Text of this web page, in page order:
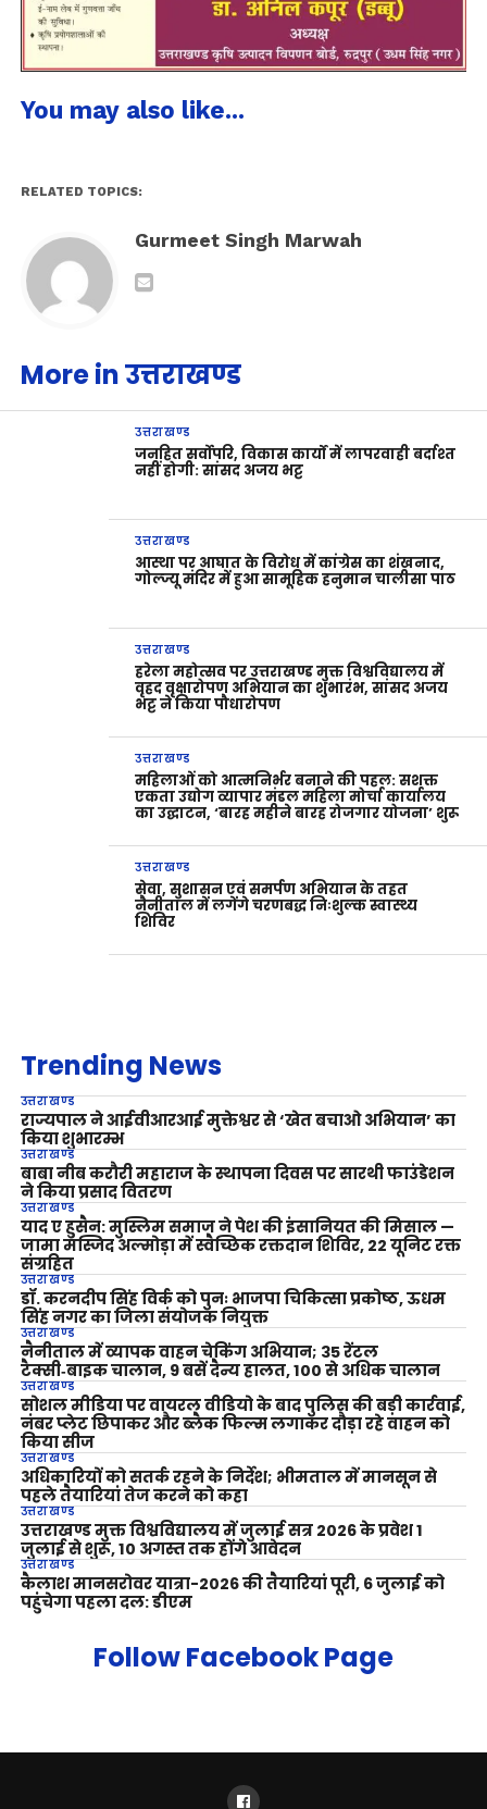
You may also like...
RELATED TOPICS:
Gurmeet Singh Marwah
More in उत्तराखण्ड
उत्तराखण्ड
जनहित सर्वोपरि, विकास कार्यों में लापरवाही बर्दाश्त
नहीं होगी: सांसद अजय भट्ट
उत्तराखण्ड
आस्था पर आघात के विरोध में कांग्रेस का शंखनाद,
गोल्ज्यू मंदिर में हुआ सामूहिक हनुमान चालीसा पाठ
उत्तराखण्ड
हरेला महोत्सव पर उत्तराखण्ड मुक्त विश्वविद्यालय में
वृहद वृक्षारोपण अभियान का शुभारंभ, सांसद अजय
भट्ट ने किया पौधारोपण
उत्तराखण्ड
महिलाओं को आत्मनिर्भर बनाने की पहल: सशक्त
एकता उद्योग व्यापार मंडल महिला मोर्चा कार्यालय
का उद्घाटन, ‘बारह महीने बारह रोजगार योजना’ शुरू
उत्तराखण्ड
सेवा, सुशासन एवं समर्पण अभियान के तहत
नैनीताल में लगेंगे चरणबद्ध निःशुल्क स्वास्थ्य
शिविर
Trending News
उत्तराखण्ड
राज्यपाल ने आईवीआरआई मुक्तेश्वर से ‘खेत बचाओ अभियान’ का
किया शुभारम्भ
उत्तराखण्ड
बाबा नीब करौरी महाराज के स्थापना दिवस पर सारथी फाउंडेशन
ने किया प्रसाद वितरण
उत्तराखण्ड
याद ए हुसैन: मुस्लिम समाज ने पेश की इंसानियत की मिसाल —
जामा मस्जिद अल्मोड़ा में स्वैच्छिक रक्तदान शिविर, 22 यूनिट रक्त
संग्रहित
उत्तराखण्ड
डॉ. करनदीप सिंह विर्क को पुनः भाजपा चिकित्सा प्रकोष्ठ, ऊधम
सिंह नगर का जिला संयोजक नियुक्त
उत्तराखण्ड
नैनीताल में व्यापक वाहन चेकिंग अभियान; 35 रेंटल
टैक्सी‑बाइक चालान, 9 बसें दैन्य हालत, 100 से अधिक चालान
उत्तराखण्ड
सोशल मीडिया पर वायरल वीडियो के बाद पुलिस की बड़ी कार्रवाई,
नंबर प्लेट छिपाकर और ब्लैक फिल्म लगाकर दौड़ा रहे वाहन को
किया सीज
उत्तराखण्ड
अधिकारियों को सतर्क रहने के निर्देश; भीमताल में मानसून से
पहले तैयारियां तेज करने को कहा
उत्तराखण्ड
उत्तराखण्ड मुक्त विश्वविद्यालय में जुलाई सत्र 2026 के प्रवेश 1
जुलाई से शुरू, 10 अगस्त तक होंगे आवेदन
उत्तराखण्ड
कैलाश मानसरोवर यात्रा-2026 की तैयारियां पूरी, 6 जुलाई को
पहुंचेगा पहला दल: डीएम
Follow Facebook Page